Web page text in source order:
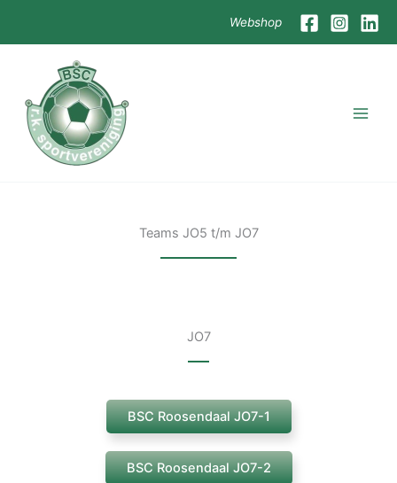
Webshop
Teams JO5 t/m JO7
JO7
BSC Roosendaal JO7-1
BSC Roosendaal JO7-2